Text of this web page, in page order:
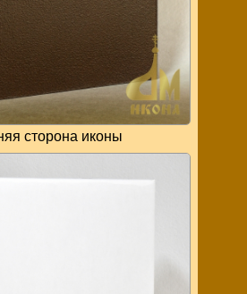
сторона иконы